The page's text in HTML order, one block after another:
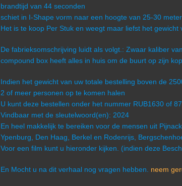
brandtijd van 44 seconden
schiet in I-Shape vorm naar een hoogte van 25-30
Het is te koop Per Stuk en weegt maar liefst het gewicht
De fabrieksomschrijving luidt als volgt.: Zwaar kaliber
compound box heeft alles in huis om de buurt op zijn
Indien het gewicht van uw totale bestelling boven de
2 of meer personen op te komen halen
U kunt deze bestellen onder het nummer RUB1630 of
Vindbaar met de sleutelwoord(en): 2024
En heel makkelijk te bereiken voor de mensen uit
Ypenburg, Den Haag, Berkel en Rodenrijs,
Voor een film kunt u hieronder kijken. (indien deze
En Mocht u na dit verhaal nog vragen hebben. neem